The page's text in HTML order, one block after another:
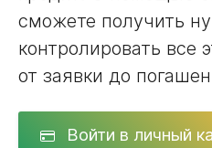
сможете получить
контролировать все
от заявки до
Войти в личный